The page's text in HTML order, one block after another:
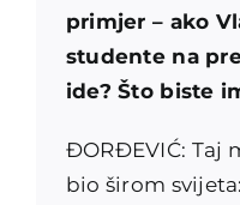
primjer – ako
studente na
ide? Što biste
ĐORĐEVIĆ: Taj
bio širom